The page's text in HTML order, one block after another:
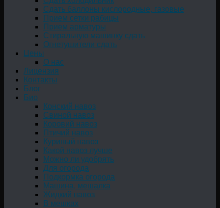
Сдать баллоны кислородные, газовые
Прием сетки рабицы
Прием арматуры
Стиральную машинку сдать
Огнетушители сдать
Цены
О нас
Лицензия
Контакты
Блог
Био
Конский навоз
Свиной навоз
Коровий навоз
Птичий навоз
Куриный навоз
Какой навоз лучше
Можно ли удобрять
Для огорода
Подкормка огорода
Машина, мешалка
Жидкий навоз
В мешках